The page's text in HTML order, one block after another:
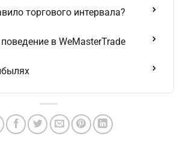
торгового интервала?
в WeMasterTrade